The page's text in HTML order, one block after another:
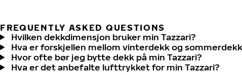
FREQUENTLY ASKED QUESTIONS
Hvilken dekkdimensjon bruker min Tazzari?
Hva er forskjellen mellom vinterdekk og
Hvor ofte bør jeg bytte dekk på min Tazzari?
Hva er det anbefalte lufttrykket for min Tazzari?